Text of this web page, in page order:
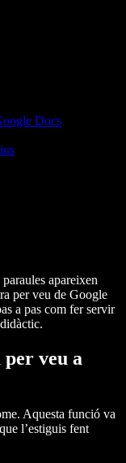
Docs
apareixen
per veu de Google
a pas com fer servir
veu a
Aquesta funció va
l’estiguis fent